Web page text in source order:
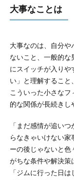
大事なことは
大事なのは、自分や
ないこと、一般的な
にスイッチが入りや
い」と理解すること
こういった小さな
的な関係が長続きし
「まだ感情が追い
らなきゃいけない家
ーの後じゃないと色
がちな条件や解決策
「ジムに行った日